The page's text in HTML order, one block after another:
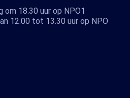
18.30 uur op NPO1
12.00 tot 13.30 uur op NPO